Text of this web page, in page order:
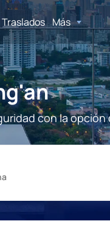
Traslados Más
con la opción